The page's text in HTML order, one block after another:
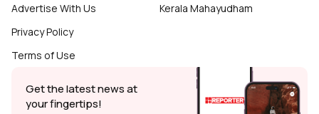
Advertise With Us
Privacy Policy
Terms of Use
Kerala Mahayudham
Get the latest news at
your fingertips!